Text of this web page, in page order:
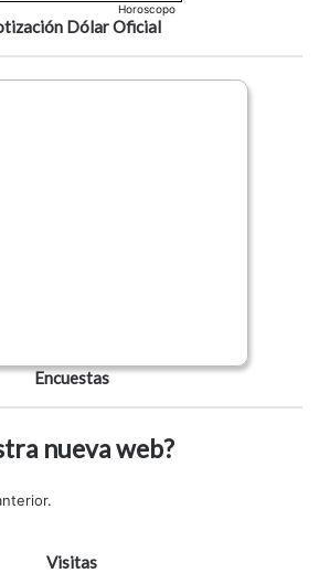
Horoscopo
Dólar Oficial
Encuestas
nueva web?
Visitas